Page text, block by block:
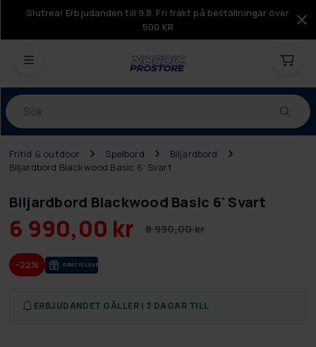
Slutrea! Erbjudanden till 9.8. Fri frakt på beställningar över
500 KR
Produkter
Fritid & outdoor Spelbord
Biljardbord
Biljardbord Blackwood Basic 6' Svart
Biljardbord Blackwood Basic 6' Svart
6 990,00 kr 8 990,00 kr
-22% GRA­TIS LE­VE­RANS
ERBJUDANDET GÄLLER I 3 DAGAR TILL